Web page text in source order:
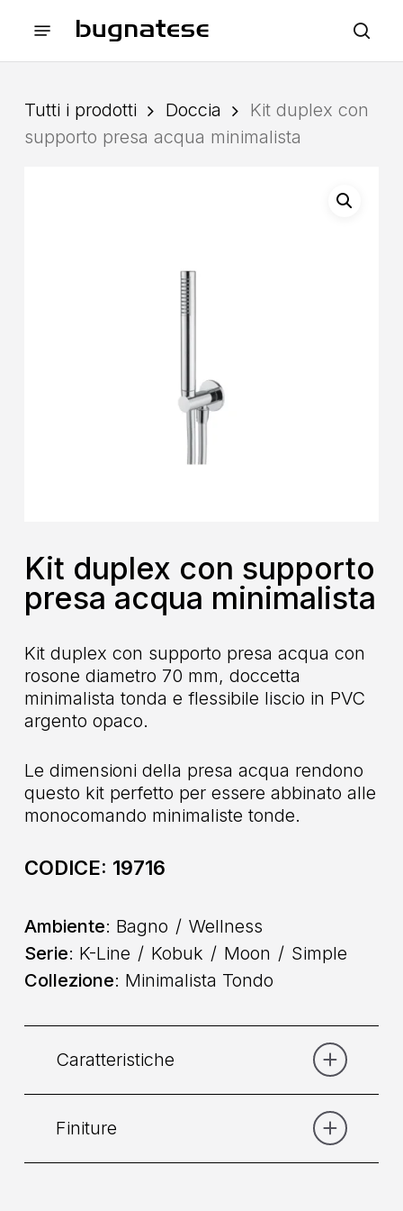
Menu
Tutti i prodotti Doccia
Kit duplex con
supporto presa acqua minimalista
Kit duplex con supporto
presa acqua minimalista
Kit duplex con supporto presa acqua con
rosone diametro 70 mm, doccetta
minimalista tonda e flessibile liscio in PVC
argento opaco.
Le dimensioni della presa acqua rendono
questo kit perfetto per essere abbinato alle
monocomando minimaliste tonde.
CODICE: 19716
Ambiente: Bagno
Wellness
Serie: K-Line Kobuk Moon
Simple
Collezione: Minimalista Tondo
Caratteristiche
Finiture